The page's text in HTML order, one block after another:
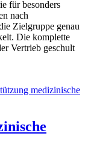
für besonders
nach
Zielgruppe genau
Die komplette
Vertrieb geschult